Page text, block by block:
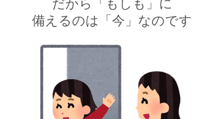
備えるのは「今」なのです